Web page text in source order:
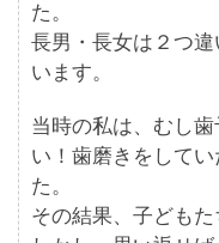
た。
長男・長女は２つ
います。
当時の私は、むし
い！歯磨きをして
た。
その結果、子ども